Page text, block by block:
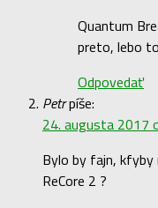
Quantum
preto, lebo
Odpovedať
Petrpíše:
24. augusta 2017
Bylo by fajn, kfyby
ReCore 2 ?